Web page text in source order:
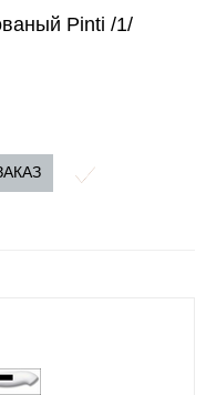
Pinti /1/